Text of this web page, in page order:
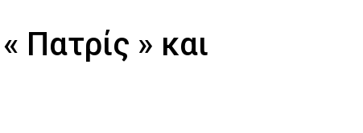
Πατρίς » και